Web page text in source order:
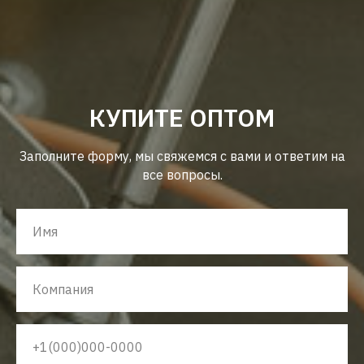
КУПИТЕ ОПТОМ
Заполните форму, мы свяжемся с вами и ответим на
все вопросы.